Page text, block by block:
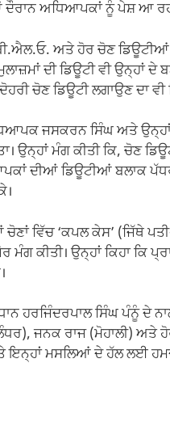
ਅਧਿਆਪਕਾਂ ਨੂੰ ਪੇਸ਼ ਆ
ਅਤੇ ਹੋਰ ਚੋਣ ਡਿਊਟੀਆਂ
ਦੀ ਡਿਊਟੀ ਵੀ ਉਨ੍ਹਾਂ
ਚੋਣ ਡਿਊਟੀ ਲਗਾਉਣ ਦਾ ਵੀ
ਜਸਕਰਨ ਸਿੰਘ ਅਤੇ ਉਨ੍ਹਾਂ
ਉਨ੍ਹਾਂ ਮੰਗ ਕੀਤੀ ਕਿ, ਚੋਣ
ਦੀਆਂ ਡਿਊਟੀਆਂ ਬਲਾਕ
ਵਿੱਚ ‘ਕਪਲ ਕੇਸ’ (ਜਿੱਥੇ
ਮੰਗ ਕੀਤੀ। ਉਨ੍ਹਾਂ ਕਿਹਾ ਕਿ
ਹਰਜਿੰਦਰਪਾਲ ਸਿੰਘ ਪੰਨੂੰ ਦੇ
ਜਨਕ ਰਾਜ (ਮੋਹਾਲੀ)
ਮਸਲਿਆਂ ਦੇ ਹੱਲ ਲਈ